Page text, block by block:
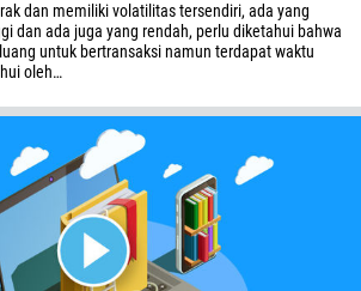
dan memiliki volatilitas tersendiri, ada yang
dan ada juga yang rendah, perlu diketahui bahwa
untuk bertransaksi namun terdapat waktu
oleh…